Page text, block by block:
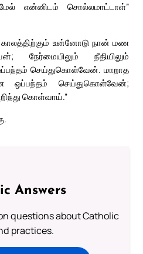
என்னிடம் சொல்லமாட்டாள்”
காலத்திற்கும் உன்னோடு நான் மண
நேர்மையிலும் நீதியிலும்
செய்துகொள்வேன். மாறாத
செய்துகொள்வேன்;
கொள்வாய்.”
Answers
questions about Catholic
practices.